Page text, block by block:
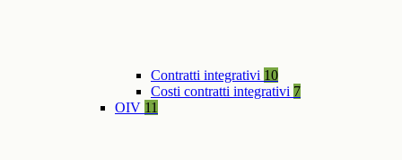
Contratti integrativi 10
Costi contratti integrativi 7
OIV 11